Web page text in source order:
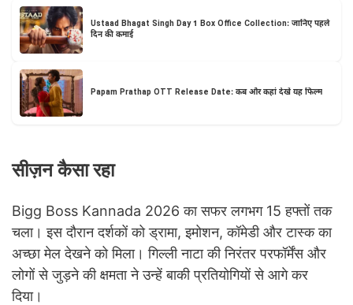
Ustaad Bhagat Singh Day 1 Box Office Collection: जानिए पहले
दिन की कमाई
Papam Prathap OTT Release Date: कब और कहां देखें यह फिल्म
सीज़न कैसा रहा
Bigg Boss Kannada 2026 का सफर लगभग 15 हफ्तों तक
चला। इस दौरान दर्शकों को ड्रामा, इमोशन, कॉमेडी और टास्क का
अच्छा मेल देखने को मिला। गिल्ली नाटा की निरंतर परफॉर्मेंस और
लोगों से जुड़ने की क्षमता ने उन्हें बाकी प्रतियोगियों से आगे कर
दिया।